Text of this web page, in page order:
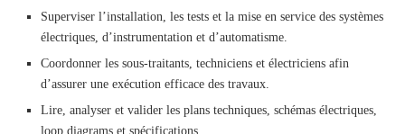
Superviser l’installation, les tests et la mise en service des systèmes
électriques, d’instrumentation et d’automatisme.
Coordonner les sous-traitants, techniciens et électriciens afin
d’assurer une exécution efficace des travaux.
Lire, analyser et valider les plans techniques, schémas électriques,
loop diagrams et spécifications.